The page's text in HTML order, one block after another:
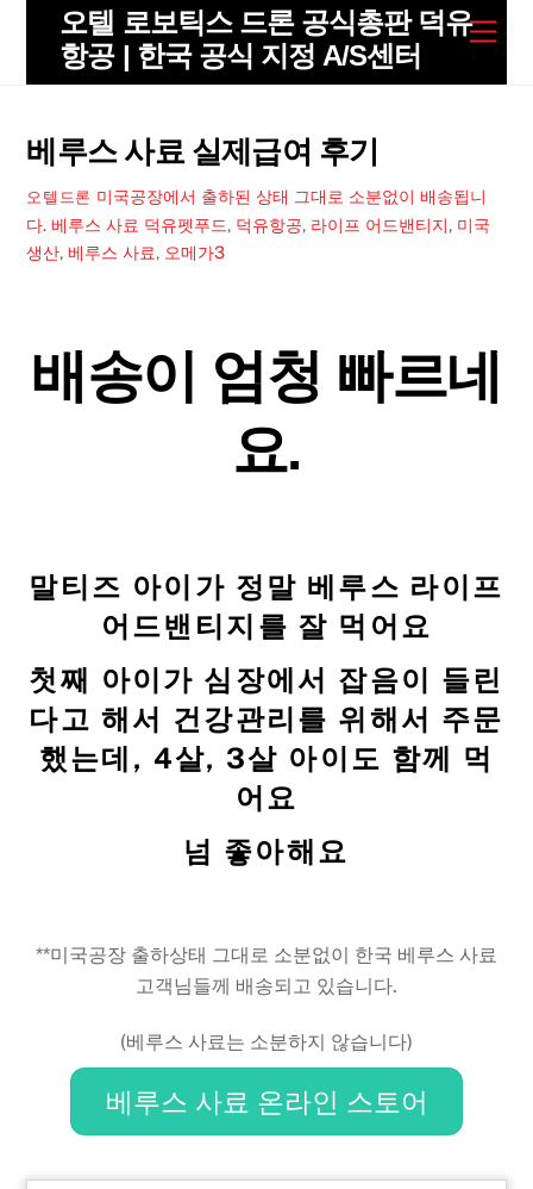
content
오텔 로보틱스 드론 공식총판 덕유
항공 | 한국 공식 지정 A/S센터
베루스 사료 실제급여 후기
오텔드론 미국공장에서 출하된 상태 그대로 소분없이 배송됩니
다. 베루스 사료 덕유펫푸드, 덕유항공, 라이프 어드밴티지, 미국
생산,베루스 사료, 오메가3
배송이 엄청 빠르네
요.
말티즈 아이가 정말 베루스 라이프
어드밴티지를 잘 먹어요
첫째 아이가 심장에서 잡음이 들린
다고 해서 건강관리를 위해서 주문
했는데, 4살, 3살 아이도 함께 먹
어요
넘 좋아해요
**미국공장 출하상태 그대로 소분없이 한국 베루스 사료
고객님들께 배송되고 있습니다.
(베루스 사료는 소분하지 않습니다)
베루스 사료 온라인 스토어